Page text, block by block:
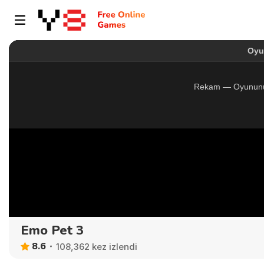
Emo Pet 3
8.6 108,362 kez izlendi